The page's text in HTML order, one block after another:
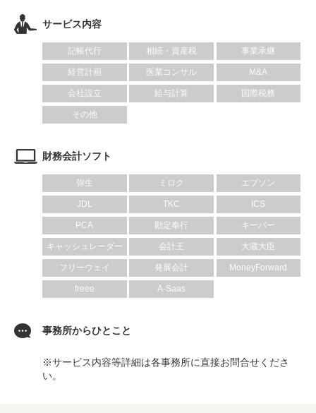
サービス内容
記帳代行 相続・資産税 事業承継
経営計画 医業コンサル M&A
会社設立 給与計算 国際税務
その他
財務会計ソフト
弥生 ミロク エプソン
JDL TKC ICS
PCA 勘定奉行 キーパー
キャッシュレーダー 会計王 大蔵大臣
フリーウェイ 発展会計 MoneyForward
freee A-Saas
事務所からひとこと
※サービス内容等詳細は各事務所に直接お問合せくださ
い。